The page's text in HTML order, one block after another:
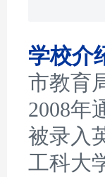
学校介
市教育
2008年
被录入
工科大